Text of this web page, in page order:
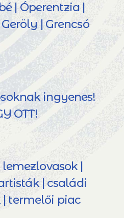
| Óperentzia |
| Grencsó
ingyenes!
OTT!
lemezlovasok |
| családi
termelői piac